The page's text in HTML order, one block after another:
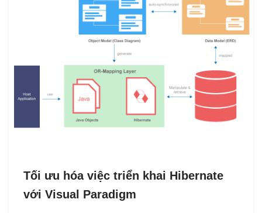
Tối ưu hóa việc triển khai Hibernate
với Visual Paradigm